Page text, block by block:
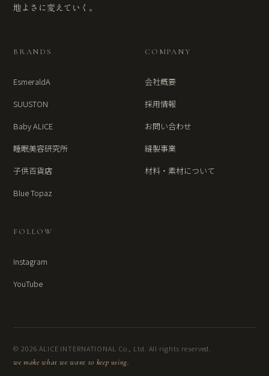
地よさに変えていく。
BRANDS
EsmeraldA
SUUSTON
Baby ALICE
睡眠美容研究所
子供百貨店
Blue Topaz
COMPANY
会社概要
採用情報
お問い合わせ
縫製事業
材料・素材について
FOLLOW
Instagram
YouTube
© 2026 ALICE INTERNATIONAL Co., Ltd. All rights reserved.
we make what we want to keep using.